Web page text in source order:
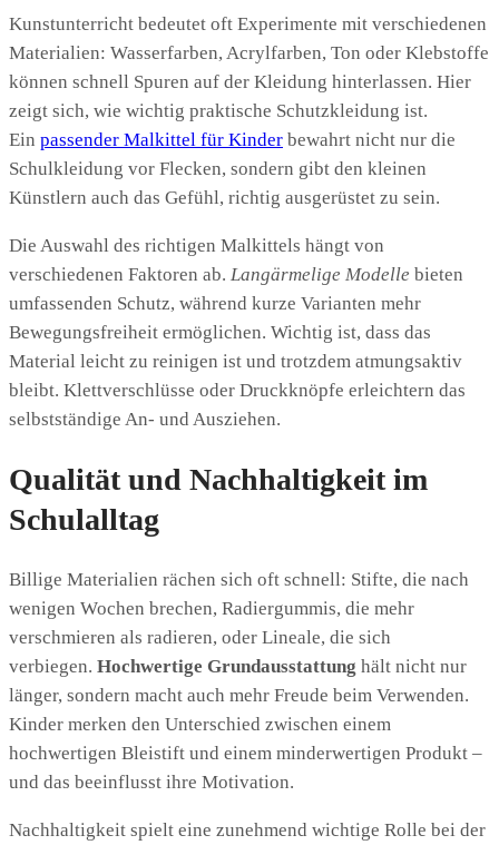
Kunstunterricht bedeutet oft Experimente mit verschiedenen
Materialien: Wasserfarben, Acrylfarben, Ton oder Klebstoffe
können schnell Spuren auf der Kleidung hinterlassen. Hier
zeigt sich, wie wichtig praktische Schutzkleidung ist.
Ein passender Malkittel für Kinder bewahrt nicht nur die
Schulkleidung vor Flecken, sondern gibt den kleinen
Künstlern auch das Gefühl, richtig ausgerüstet zu sein.
Die Auswahl des richtigen Malkittels hängt von
verschiedenen Faktoren ab. Langärmelige Modelle bieten
umfassenden Schutz, während kurze Varianten mehr
Bewegungsfreiheit ermöglichen. Wichtig ist, dass das
Material leicht zu reinigen ist und trotzdem atmungsaktiv
bleibt. Klettverschlüsse oder Druckknöpfe erleichtern das
selbstständige An- und Ausziehen.
Qualität und Nachhaltigkeit im
Schulalltag
Billige Materialien rächen sich oft schnell: Stifte, die nach
wenigen Wochen brechen, Radiergummis, die mehr
verschmieren als radieren, oder Lineale, die sich
verbiegen. Hochwertige Grundausstattung hält nicht nur
länger, sondern macht auch mehr Freude beim Verwenden.
Kinder merken den Unterschied zwischen einem
hochwertigen Bleistift und einem minderwertigen Produkt –
und das beeinflusst ihre Motivation.
Nachhaltigkeit spielt eine zunehmend wichtige Rolle bei der